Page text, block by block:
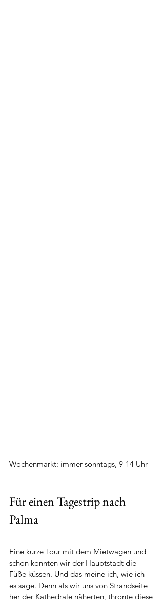
Wochenmarkt: immer sonntags, 9-14 Uhr
Für einen Tagestrip nach
Palma
Eine kurze Tour mit dem Mietwagen und
schon konnten wir der Hauptstadt die
Füße küssen. Und das meine ich, wie ich
es sage. Denn als wir uns von Strandseite
her der Kathedrale näherten, thronte diese